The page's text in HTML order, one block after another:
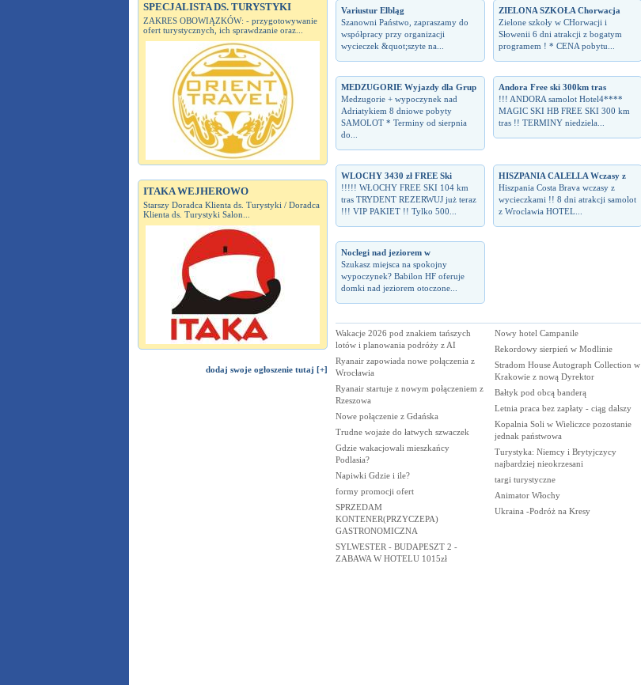
SPECJALISTA DS. TURYSTYKI
ZAKRES OBOWIĄZKÓW: - przygotowywanie
ofert turystycznych, ich sprawdzanie oraz...
ITAKA WEJHEROWO
Starszy Doradca Klienta ds. Turystyki / Doradca
Klienta ds. Turystyki Salon...
dodaj swoje ogłoszenie tutaj [+]
Variustur Elbląg
Szanowni Państwo, zapraszamy do
współpracy przy organizacji
wycieczek &quot;szyte na...
ZIELONA SZKOŁA Chorwacja
Zielone szkoły w CHorwacji i
Słowenii 6 dni atrakcji z bogatym
programem ! * CENA pobytu...
MEDZUGORIE Wyjazdy dla Grup
Medzugorie + wypoczynek nad
Adriatykiem 8 dniowe pobyty
SAMOLOT * Terminy od sierpnia
do...
Andora Free ski 300km tras
!!! ANDORA samolot Hotel4****
MAGIC SKI HB FREE SKI 300 km
tras !! TERMINY niedziela...
WLOCHY 3430 zł FREE Ski
!!!!! WŁOCHY FREE SKI 104 km
tras TRYDENT REZERWUJ już teraz
!!! VIP PAKIET !! Tylko 500...
HISZPANIA CALELLA Wczasy z
Hiszpania Costa Brava wczasy z
wycieczkami !! 8 dni atrakcji samolot
z Wroclawia HOTEL...
Noclegi nad jeziorem w
Szukasz miejsca na spokojny
wypoczynek? Babilon HF oferuje
domki nad jeziorem otoczone...
Wakacje 2026 pod znakiem tańszych
lotów i planowania podróży z AI
Ryanair zapowiada nowe połączenia z
Wrocławia
Ryanair startuje z nowym połączeniem z
Rzeszowa
Nowe połączenie z Gdańska
Trudne wojaże do łatwych szwaczek
Gdzie wakacjowali mieszkańcy
Podlasia?
Napiwki Gdzie i ile?
formy promocji ofert
SPRZEDAM
KONTENER(PRZYCZEPA)
GASTRONOMICZNA
SYLWESTER - BUDAPESZT 2 -
ZABAWA W HOTELU 1015zł
Nowy hotel Campanile
Rekordowy sierpień w Modlinie
Stradom House Autograph Collection w
Krakowie z nową Dyrektor
Bałtyk pod obcą banderą
Letnia praca bez zapłaty - ciąg dalszy
Kopalnia Soli w Wieliczce pozostanie
jednak państwowa
Turystyka: Niemcy i Brytyjczycy
najbardziej nieokrzesani
targi turystyczne
Animator Włochy
Ukraina -Podróż na Kresy